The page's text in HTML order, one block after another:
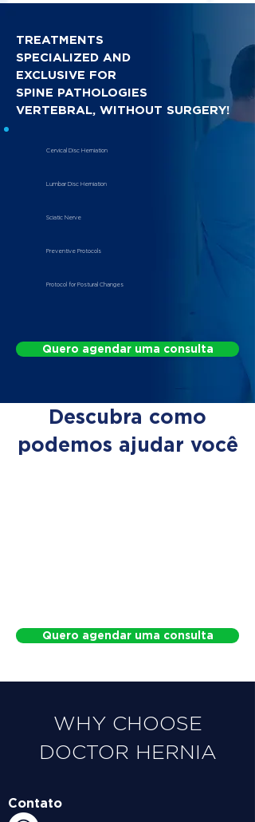
TREATMENTS
SPECIALIZED AND
EXCLUSIVE FOR
SPINE PATHOLOGIES
VERTEBRAL, WITHOUT SURGERY!
Cervical Disc Herniation
Lumbar Disc Herniation
Sciatic Nerve
Preventive Protocols
Protocol for Postural Changes
Quero agendar uma consulta
Descubra como
podemos ajudar você
Quero agendar uma consulta
WHY CHOOSE
DOCTOR HERNIA
Contato